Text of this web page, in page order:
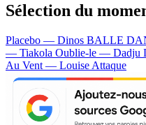
Sélection du
Placebo — Dinos BALLE
— Tiakola Oublie-le — Dadju
Au Vent — Louise Attaque